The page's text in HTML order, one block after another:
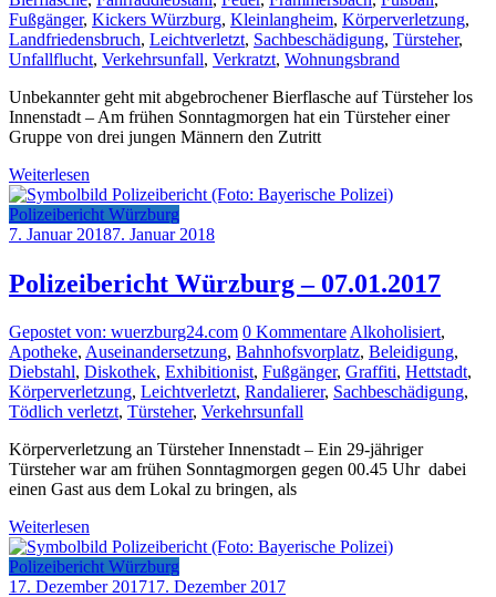
Fußgänger, Kickers Würzburg, Kleinlangheim, Körperverletzung,
Landfriedensbruch, Leichtverletzt, Sachbeschädigung, Türsteher,
Unfallflucht, Verkehrsunfall, Verkratzt, Wohnungsbrand
Unbekannter geht mit abgebrochener Bierflasche auf Türsteher los
Innenstadt – Am frühen Sonntagmorgen hat ein Türsteher einer
Gruppe von drei jungen Männern den Zutritt
Weiterlesen
Polizeibericht Würzburg
7. Januar 20187. Januar 2018
Polizeibericht Würzburg – 07.01.2017
Gepostet von: wuerzburg24.com 0 Kommentare Alkoholisiert,
Apotheke, Auseinandersetzung, Bahnhofsvorplatz, Beleidigung,
Diebstahl, Diskothek, Exhibitionist, Fußgänger, Graffiti, Hettstadt,
Körperverletzung, Leichtverletzt, Randalierer, Sachbeschädigung,
Tödlich verletzt, Türsteher, Verkehrsunfall
Körperverletzung an Türsteher Innenstadt – Ein 29-jähriger
Türsteher war am frühen Sonntagmorgen gegen 00.45 Uhr dabei
einen Gast aus dem Lokal zu bringen, als
Weiterlesen
Polizeibericht Würzburg
17. Dezember 201717. Dezember 2017